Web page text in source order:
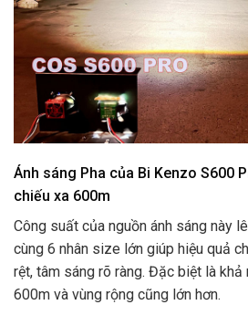
Ánh sáng Pha của Bi Kenzo S600
chiếu xa 600m
Công suất của nguồn ánh sáng này
cùng 6 nhân size lớn giúp hiệu quả
rệt, tâm sáng rõ ràng. Đặc biệt là
600m và vùng rộng cũng lớn hơn.